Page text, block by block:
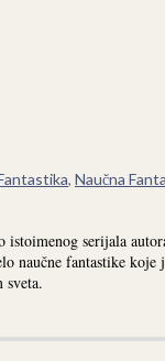
, Naučna
serijala
naučne fantastike koje
sveta.